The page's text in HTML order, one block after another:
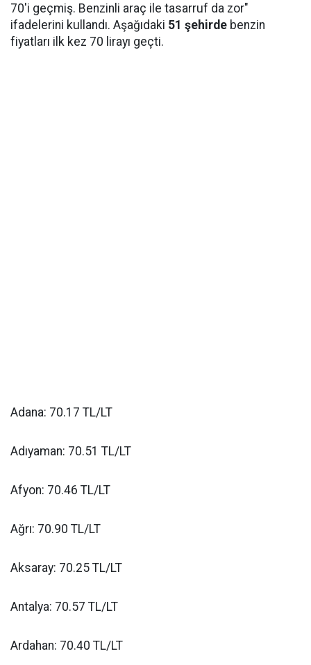
70'i geçmiş. Benzinli araç ile tasarruf da zor"
ifadelerini kullandı. Aşağıdaki 51 şehirde benzin
fiyatları ilk kez 70 lirayı geçti.
Adana: 70.17 TL/LT
Adıyaman: 70.51 TL/LT
Afyon: 70.46 TL/LT
Ağrı: 70.90 TL/LT
Aksaray: 70.25 TL/LT
Antalya: 70.57 TL/LT
Ardahan: 70.40 TL/LT